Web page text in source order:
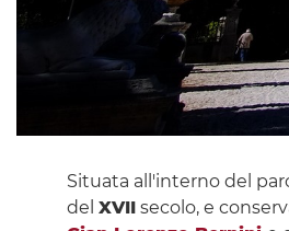
Situata all'interno del
del XVIIsecolo, e